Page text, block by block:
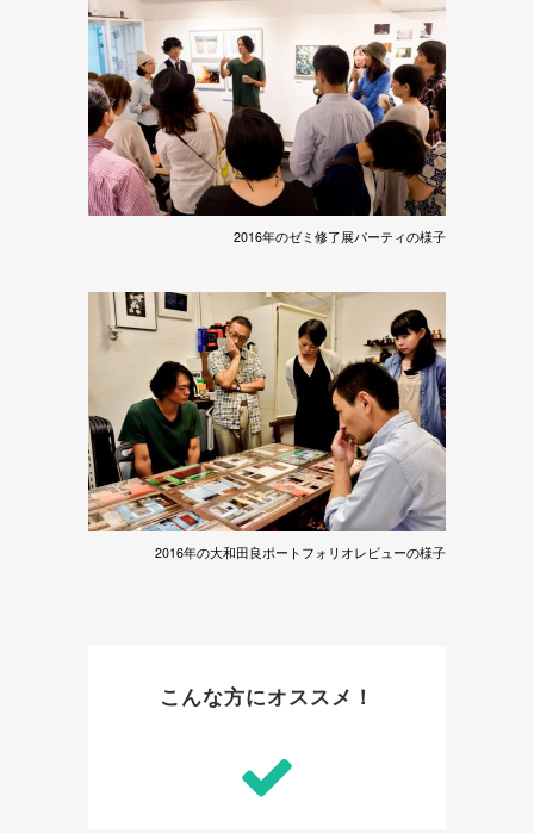
2016年のゼミ修了展パーティの様子
2016年の大和田良ポートフォリオレビューの様子
こんな方にオススメ！